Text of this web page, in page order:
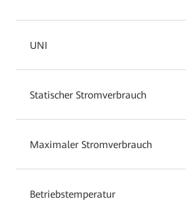
UNI
Statischer Stromverbrauch
Maximaler Stromverbrauch
Betriebstemperatur